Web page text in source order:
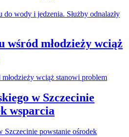
wśród młodzieży wciąż
w Szczecinie
wsparcia